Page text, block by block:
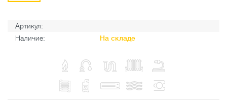
Артикул:
Наличие:
На складе